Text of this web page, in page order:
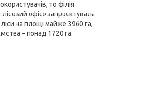
то філія
офіс» запроєктувала
на площі майже 3960 га,
– понад 1720 га.